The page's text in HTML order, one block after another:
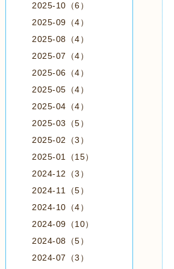
2025-10（6）
2025-09（4）
2025-08（4）
2025-07（4）
2025-06（4）
2025-05（4）
2025-04（4）
2025-03（5）
2025-02（3）
2025-01（15）
2024-12（3）
2024-11（5）
2024-10（4）
2024-09（10）
2024-08（5）
2024-07（3）